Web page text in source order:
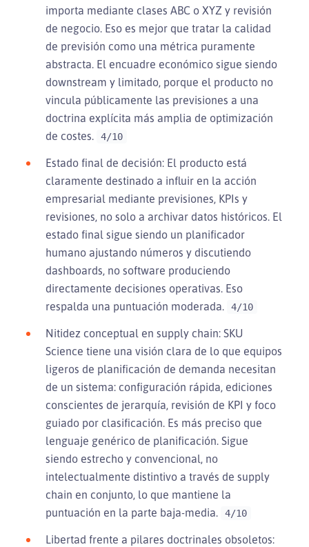
importa mediante clases ABC o XYZ y revisión
de negocio. Eso es mejor que tratar la calidad
de previsión como una métrica puramente
abstracta. El encuadre económico sigue siendo
downstream y limitado, porque el producto no
vincula públicamente las previsiones a una
doctrina explícita más amplia de optimización
de costes.
4/10
Estado final de decisión: El producto está
claramente destinado a influir en la acción
empresarial mediante previsiones, KPIs y
revisiones, no solo a archivar datos históricos. El
estado final sigue siendo un planificador
humano ajustando números y discutiendo
dashboards, no software produciendo
directamente decisiones operativas. Eso
respalda una puntuación moderada.
4/10
Nitidez conceptual en supply chain: SKU
Science tiene una visión clara de lo que equipos
ligeros de planificación de demanda necesitan
de un sistema: configuración rápida, ediciones
conscientes de jerarquía, revisión de KPI y foco
guiado por clasificación. Es más preciso que
lenguaje genérico de planificación. Sigue
siendo estrecho y convencional, no
intelectualmente distintivo a través de supply
chain en conjunto, lo que mantiene la
puntuación en la parte baja-media.
4/10
Libertad frente a pilares doctrinales obsoletos: